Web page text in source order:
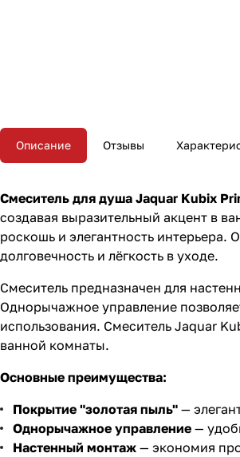
Описание Отзывы
Смеситель для душа Jaquar Kubix
создавая выразительный акцент в
роскошь и элегантность интерьера.
долговечность и лёгкость в уходе.
Смеситель предназначен для
Однорычажное управление
использования. Смеситель Jaquar
ванной комнаты.
Основные преимущества:
Покрытие "золотая пыль" —
Однорычажное управление —
Настенный монтаж — экономия